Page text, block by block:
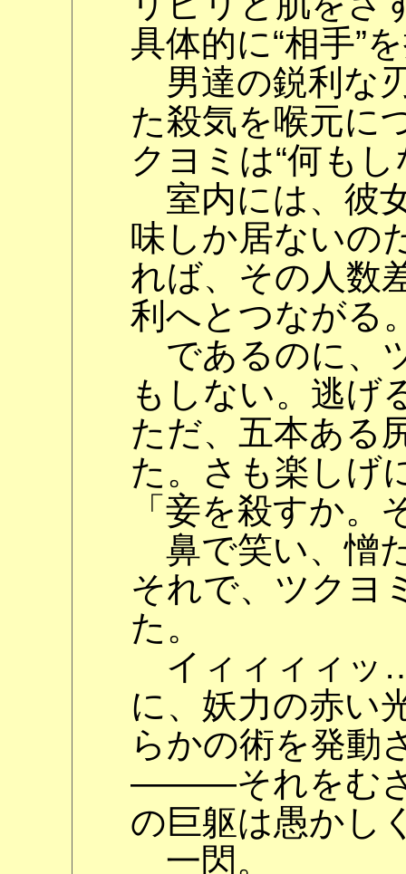
具体的に“相手”
男達の鋭利な
た殺気を喉元に
クヨミは“何もし
室内には、彼
味しか居ないの
れば、その人数
利へとつながる
であるのに、
もしない。逃げ
ただ、五本ある
た。さも楽しげ
「妾を殺すか
鼻で笑い、憎
それで、ツクヨ
た。
イィィィィ
に、妖力の赤い
らかの術を発動
―――それをむざ
の巨躯は愚かし
一閃。